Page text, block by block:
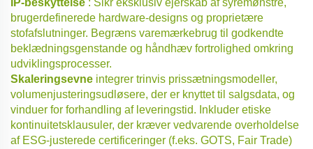
IP-beskyttelse : Sikr eksklusiv ejerskab af syremønstre,
brugerdefinerede hardware-designs og proprietære
stofafslutninger. Begræns varemærkebrug til godkendte
beklædningsgenstande og håndhæv fortrolighed omkring
udviklingsprocesser.
Skaleringsevne integrer trinvis prissætningsmodeller,
volumenjusteringsudløsere, der er knyttet til salgsdata, og
vinduer for forhandling af leveringstid. Inkluder etiske
kontinuitetsklausuler, der kræver vedvarende overholdelse
af ESG-justerede certificeringer (f.eks. GOTS, Fair Trade)